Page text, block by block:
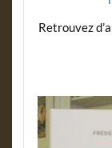
Retrouvez